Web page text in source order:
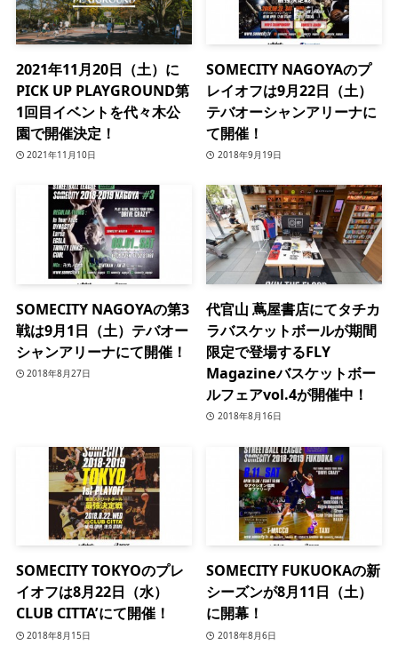
2021年11月20日（土）に
PICK UP PLAYGROUND第
1回目イベントを代々木公
園で開催決定！
2021年11月10日
SOMECITY NAGOYAのプ
レイオフは9月22日（土）
テバオーシャンアリーナに
て開催！
2018年9月19日
SOMECITY NAGOYAの第3
戦は9月1日（土）テバオー
シャンアリーナにて開催！
2018年8月27日
代官山 蔦屋書店にてタチカ
ラバスケットボールが期間
限定で登場するFLY
Magazineバスケットボー
ルフェアvol.4が開催中！
2018年8月16日
SOMECITY TOKYOのプレ
イオフは8月22日（水）
CLUB CITTA’にて開催！
2018年8月15日
SOMECITY FUKUOKAの新
シーズンが8月11日（土）
に開幕！
2018年8月6日